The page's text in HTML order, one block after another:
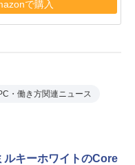
で購入
・働き方関連ニュース
ルキーホワイトのCore